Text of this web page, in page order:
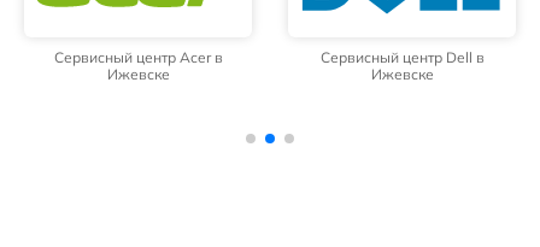
Сервисный центр Acer в
Ижевске
Сервисный центр Dell в
Ижевске